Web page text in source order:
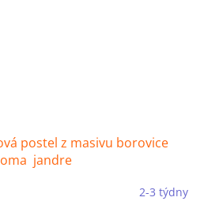
postel z masivu borovice
jandre
2-3 týdny